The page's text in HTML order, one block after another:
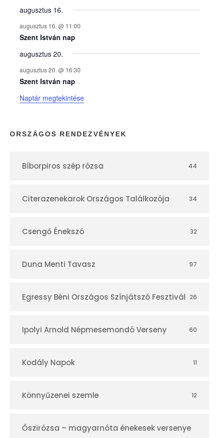
y
e
k
n
a
p
r
augusztus 16.
augusztus 16. @ 11:00
Szent István nap
augusztus 20.
augusztus 20. @ 16:30
Szent István nap
Naptár megtekintése
ORSZÁGOS RENDEZVÉNYEK
Bíborpiros szép rózsa 44
Citerazenekarok Országos Találkozója 34
Csengő Énekszó 32
Duna Menti Tavasz 97
Egressy Béni Országos Színjátszó Fesztivál 26
Ipolyi Arnold Népmesemondó Verseny 60
Kodály Napok 11
Könnyűzenei szemle 12
Őszirózsa – magyarnóta énekesek versenye